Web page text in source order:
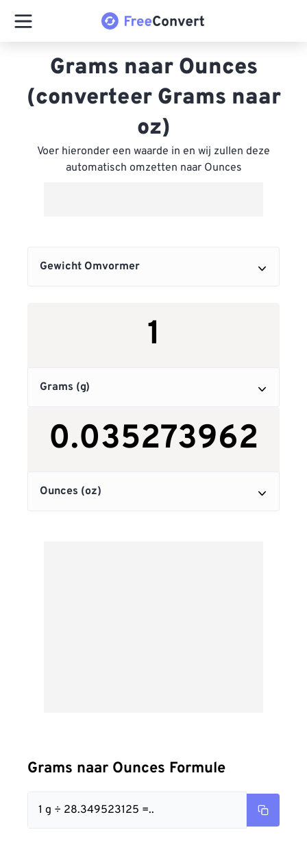
Grams naar Ounces
(converteer Grams naar
oz)
Voer hieronder een waarde in en wij zullen deze
automatisch omzetten naar Ounces
Grams naar Ounces Formule
1 g ÷ 28.349523125 =..